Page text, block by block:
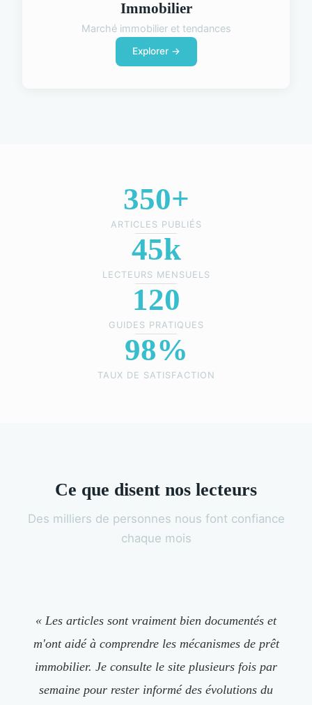
Immobilier
Marché immobilier et tendances
Explorer →
350+
ARTICLES PUBLIÉS
45k
LECTEURS MENSUELS
120
GUIDES PRATIQUES
98%
TAUX DE SATISFACTION
Ce que disent nos lecteurs
Des milliers de personnes nous font confiance
chaque mois
« Les articles sont vraiment bien documentés et
m'ont aidé à comprendre les mécanismes de prêt
immobilier. Je consulte le site plusieurs fois par
semaine pour rester informé des évolutions du